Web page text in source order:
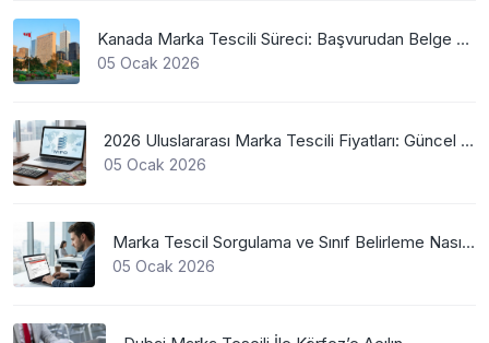
Kanada Marka Tescili Süreci: Başvurudan Belge Alımına Kadar Her Şey
05 Ocak 2026
2026 Uluslararası Marka Tescili Fiyatları: Güncel WIPO Ücretleri
05 Ocak 2026
Marka Tescil Sorgulama ve Sınıf Belirleme Nasıl Yapılır?
05 Ocak 2026